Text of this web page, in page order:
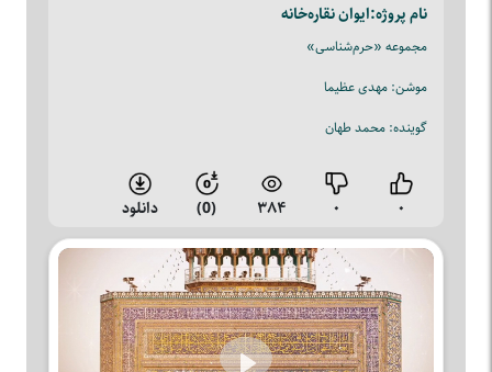
نام پروژه:ایوان نقاره‌خانه
مجموعه «حرم‌شناسی»
موشن: مهدی عظیما
گوینده: محمد طهان
۰ ۰ ۳۸۴ (0) دانلود